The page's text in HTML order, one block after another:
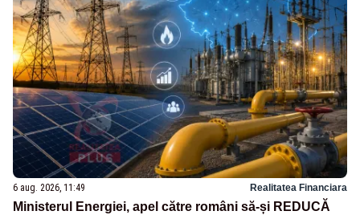
6 aug. 2026, 11:49 Realitatea Financiara
Ministerul Energiei, apel către români să-și REDUCĂ